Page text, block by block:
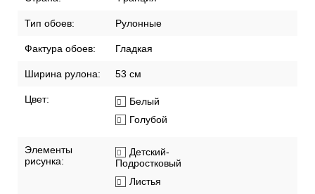
Тип обоев: Рулонные
Фактура обоев: Гладкая
Ширина рулона: 53 см
Цвет:
Белый
Голубой
Элементы
рисунка:
Детский-
Подростковый
Листья